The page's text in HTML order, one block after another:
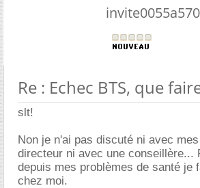
invite0055a570
Re : Echec BTS, que
slt!
Non je n'ai pas discuté ni avec
directeur ni avec une conseillère...
depuis mes problèmes de santé je
chez moi.